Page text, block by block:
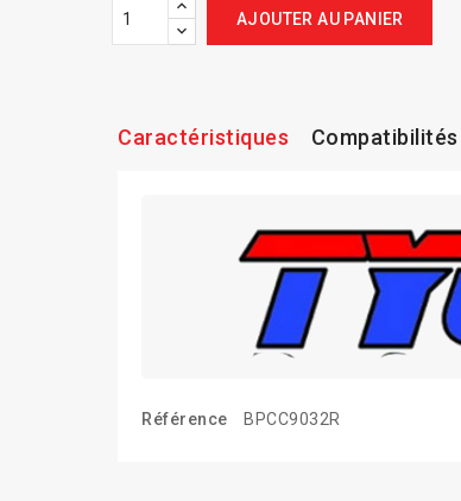
AJOUTER AU PANIER
Caractéristiques Compatibilités
Référence BPCC9032R